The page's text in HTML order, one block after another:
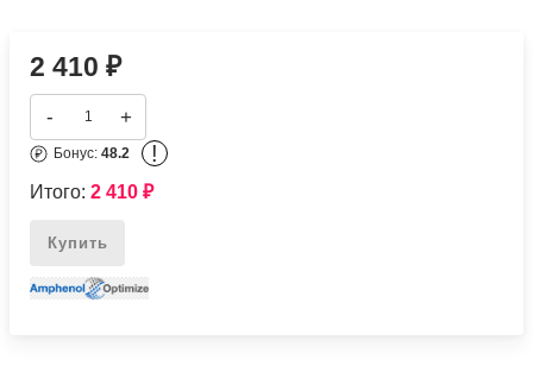
2 410₽
- +
Бонус:48.2 !
Итого:2 410₽
Купить